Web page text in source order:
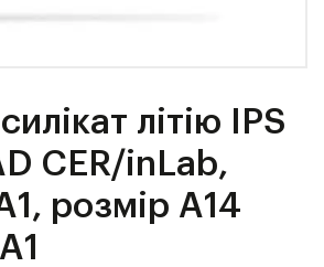
літію IPS
CER/inLab,
розмір A14